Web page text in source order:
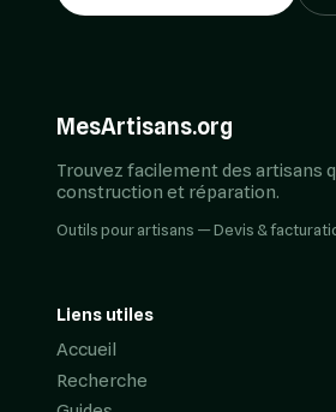
MesArtisans.org
Trouvez facilement des artisans
construction et réparation.
Outils pour artisans — Devis &
Liens utiles
Accueil
Recherche